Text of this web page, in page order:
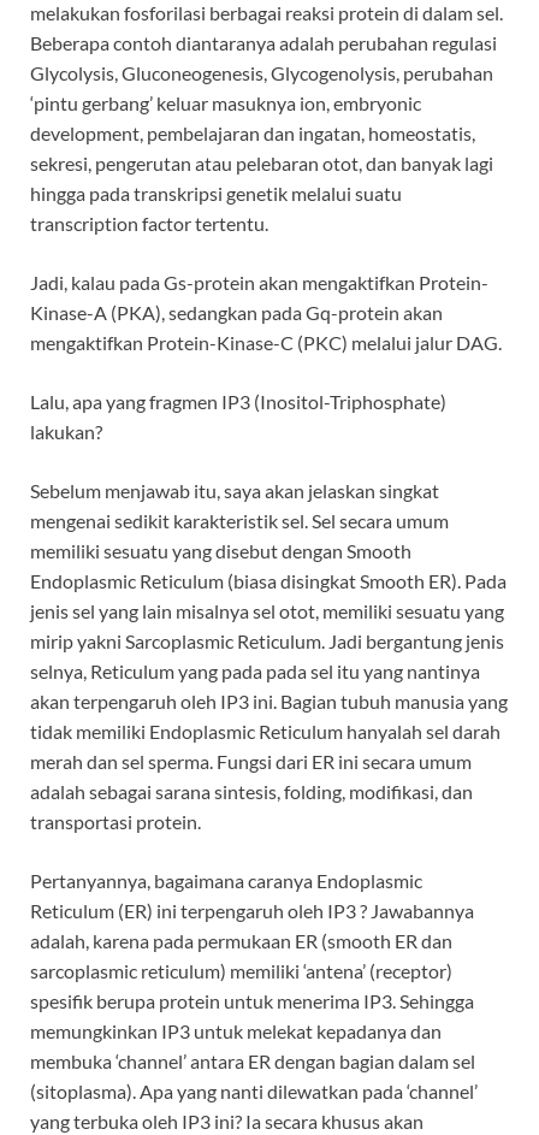
melakukan fosforilasi berbagai reaksi protein di dalam sel.
Beberapa contoh diantaranya adalah perubahan regulasi
Glycolysis, Gluconeogenesis, Glycogenolysis, perubahan
‘pintu gerbang’ keluar masuknya ion, embryonic
development, pembelajaran dan ingatan, homeostatis,
sekresi, pengerutan atau pelebaran otot, dan banyak lagi
hingga pada transkripsi genetik melalui suatu
transcription factor tertentu.
Jadi, kalau pada Gs-protein akan mengaktifkan Protein-
Kinase-A (PKA), sedangkan pada Gq-protein akan
mengaktifkan Protein-Kinase-C (PKC) melalui jalur DAG.
Lalu, apa yang fragmen IP3 (Inositol-Triphosphate)
lakukan?
Sebelum menjawab itu, saya akan jelaskan singkat
mengenai sedikit karakteristik sel. Sel secara umum
memiliki sesuatu yang disebut dengan Smooth
Endoplasmic Reticulum (biasa disingkat Smooth ER). Pada
jenis sel yang lain misalnya sel otot, memiliki sesuatu yang
mirip yakni Sarcoplasmic Reticulum. Jadi bergantung jenis
selnya, Reticulum yang pada pada sel itu yang nantinya
akan terpengaruh oleh IP3 ini. Bagian tubuh manusia yang
tidak memiliki Endoplasmic Reticulum hanyalah sel darah
merah dan sel sperma. Fungsi dari ER ini secara umum
adalah sebagai sarana sintesis, folding, modifikasi, dan
transportasi protein.
Pertanyannya, bagaimana caranya Endoplasmic
Reticulum (ER) ini terpengaruh oleh IP3 ? Jawabannya
adalah, karena pada permukaan ER (smooth ER dan
sarcoplasmic reticulum) memiliki ‘antena’ (receptor)
spesifik berupa protein untuk menerima IP3. Sehingga
memungkinkan IP3 untuk melekat kepadanya dan
membuka ‘channel’ antara ER dengan bagian dalam sel
(sitoplasma). Apa yang nanti dilewatkan pada ‘channel’
yang terbuka oleh IP3 ini? Ia secara khusus akan